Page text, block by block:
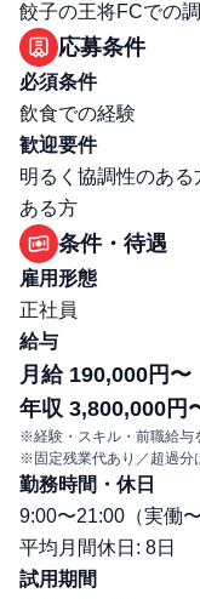
餃子の王将FCでの
応募条件
必須条件
飲食での経験
歓迎要件
明るく協調性のあ
ある方
条件・待遇
雇用形態
正社員
給与
月給 190,000円〜
年収 3,800,000円
※経験・スキル・前職給与
※固定残業代あり／超過分
勤務時間・休日
9:00〜21:00（実働
平均月間休日: 8日
試用期間